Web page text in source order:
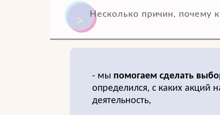
Несколько причин, почему
- мы помогаем сделать
определился, с каких акций
деятельность,